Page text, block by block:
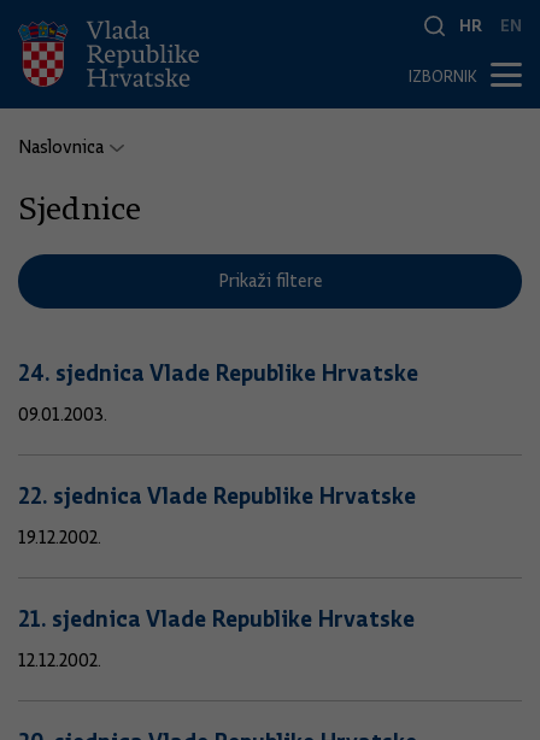
HR EN
IZBORNIK
Naslovnica
Sjednice
Prikaži filtere
24. sjednica Vlade Republike Hrvatske
09.01.2003.
22. sjednica Vlade Republike Hrvatske
19.12.2002.
21. sjednica Vlade Republike Hrvatske
12.12.2002.